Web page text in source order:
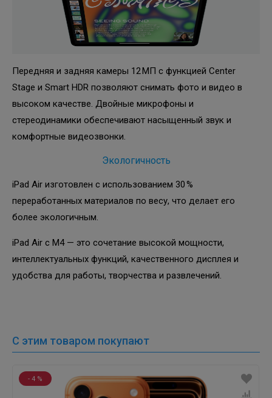
Передняя и задняя камеры 12 МП с функцией Center
Stage и Smart HDR позволяют снимать фото и видео в
высоком качестве. Двойные микрофоны и
стереодинамики обеспечивают насыщенный звук и
комфортные видеозвонки.
Экологичность
iPad Air изготовлен с использованием 30 %
переработанных материалов по весу, что делает его
более экологичным.
iPad Air с M4 — это сочетание высокой мощности,
интеллектуальных функций, качественного дисплея и
удобства для работы, творчества и развлечений.
С этим товаром покупают
- 10 %